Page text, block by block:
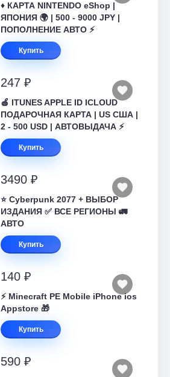
♦️ КАРТА NINTENDO eShop |
ЯПОНИЯ 🌍 | 500 - 9000 JPY |
ПОПОЛНЕНИЕ АВТО ⚡
Купить
247 ₽
🍎 ITUNES APPLE ID ICLOUD
ПОДАРОЧНАЯ КАРТА | US США |
2 - 500 USD | АВТОВЫДАЧА ⚡️
Купить
3490 ₽
⭐ Cyberpunk 2077 + ВЫБОР
ИЗДАНИЯ ✅ ВСЕ РЕГИОНЫ 🚛
АВТО
Купить
140 ₽
⚡️ Minecraft PE Mobile iPhone ios
Appstore 🎁
Купить
590 ₽